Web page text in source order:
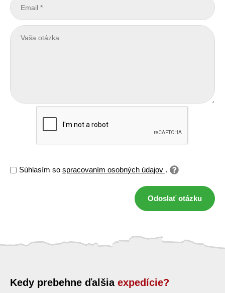
Súhlasím so spracovaním osobných údajov .
Odoslať otázku
Kedy prebehne ďalšia expedície?